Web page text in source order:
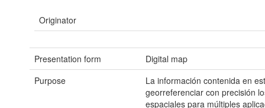
Originator
Presentation form
Digital map
Purpose
La información contenida en
georreferenciar con precisión
espaciales para múltiples